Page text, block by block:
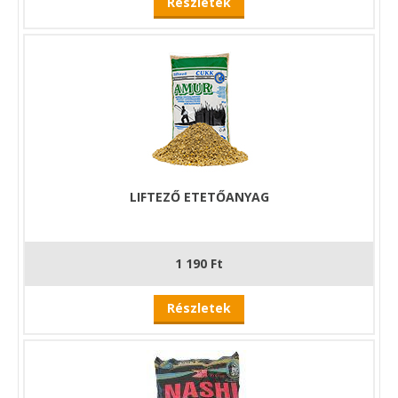
intenzív csalogató hatás
nagyobb halak célzott method horgászatához
egész évben jól használható
gyors kapáskiváltásra alkalmas
édes–citrusos kombináció
intenzív method etetésekhez ajánlott
LIFTEZŐ ETETŐANYAG
1 190 Ft
Részletek